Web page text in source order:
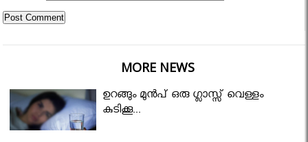
MORE NEWS
ഉറങ്ങും മുന്‍പ് ഒരു ഗ്ലാസ്സ് വെള്ളം
കുടിക്കൂ...